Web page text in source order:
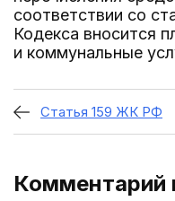
соответствии со
Кодекса вносится
и коммунальные
Статья 159 ЖК РФ
Комментарий